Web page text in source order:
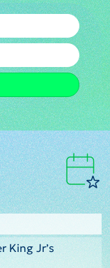
King Jr’s